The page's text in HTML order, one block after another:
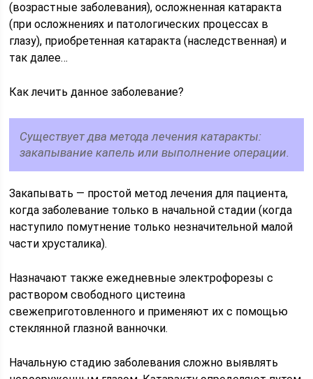
(возрастные заболевания), осложненная катаракта
(при осложнениях и патологических процессах в
глазу), приобретенная катаракта (наследственная) и
так далее…
Как лечить данное заболевание?
Существует два метода лечения катаракты:
закапывание капель или выполнение операции.
Закапывать — простой метод лечения для пациента,
когда заболевание только в начальной стадии (когда
наступило помутнение только незначительной малой
части хрусталика).
Назначают также ежедневные электрофорезы с
раствором свободного цистеина
свежеприготовленного и применяют их с помощью
стеклянной глазной ванночки.
Начальную стадию заболевания сложно выявлять